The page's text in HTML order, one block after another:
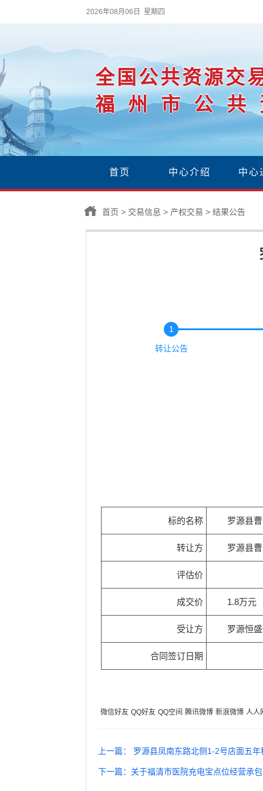
2026年08月06日 星期四
全国公共资源交
福州市公
首页 中心介绍 中心
首页 > 交易信息 > 产权交易 > 结果公告
1
转让公告
标的名称 罗源县
转让方 罗源县
评估价
成交价 1.8万元
受让方 罗源恒
合同签订日期
微信好友 QQ好友 QQ空间 腾讯微博 新浪微博 人人
上一篇： 罗源县凤南东路北侧1-2号店面五
下一篇：关于福清市医院充电宝点位经营承